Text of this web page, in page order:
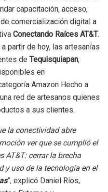
capacitación, acceso,
comercialización digital a
Conectando Raíces AT&T.
partir de hoy, las artesanías
de Tequisquiapan,
en
Amazon Hecho a
red de artesanos quienes
a sus clientes.
la conectividad abre
ver que se cumplió el
AT&T: cerrar la brecha
y uso de la tecnología en el
”, explicó Daniel Ríos,